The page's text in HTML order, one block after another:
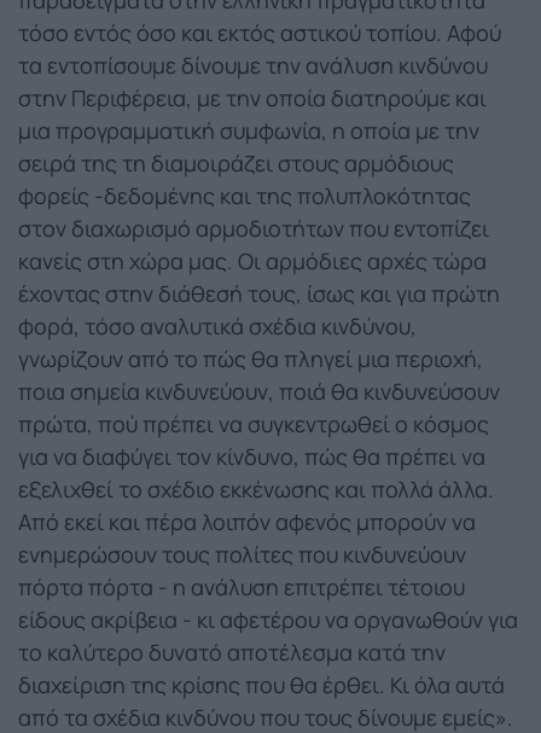
τόσο εντός όσο και εκτός αστικού τοπίου. Αφού
τα εντοπίσουμε δίνουμε την ανάλυση κινδύνου
στην Περιφέρεια, με την οποία διατηρούμε και
μια προγραμματική συμφωνία, η οποία με την
σειρά της τη διαμοιράζει στους αρμόδιους
φορείς -δεδομένης και της πολυπλοκότητας
στον διαχωρισμό αρμοδιοτήτων που εντοπίζει
κανείς στη χώρα μας. Οι αρμόδιες αρχές τώρα
έχοντας στην διάθεσή τους, ίσως και για πρώτη
φορά, τόσο αναλυτικά σχέδια κινδύνου,
γνωρίζουν από το πώς θα πληγεί μια περιοχή,
ποια σημεία κινδυνεύουν, ποιά θα κινδυνεύσουν
πρώτα, πού πρέπει να συγκεντρωθεί ο κόσμος
για να διαφύγει τον κίνδυνο, πώς θα πρέπει να
εξελιχθεί το σχέδιο εκκένωσης και πολλά άλλα.
Από εκεί και πέρα λοιπόν αφενός μπορούν να
ενημερώσουν τους πολίτες που κινδυνεύουν
πόρτα πόρτα - η ανάλυση επιτρέπει τέτοιου
είδους ακρίβεια - κι αφετέρου να οργανωθούν για
το καλύτερο δυνατό αποτέλεσμα κατά την
διαχείριση της κρίσης που θα έρθει. Κι όλα αυτά
από τα σχέδια κινδύνου που τους δίνουμε εμείς».